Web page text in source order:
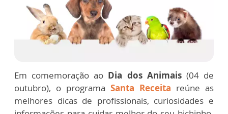
Em comemoração ao Dia dos Animais(04 de
outubro), o programa Santa Receita reúne as
melhores dicas de profissionais, curiosidades e